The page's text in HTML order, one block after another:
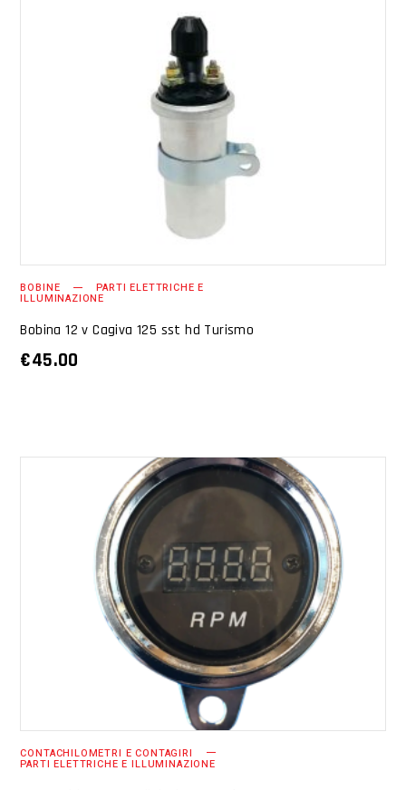
BOBINE PARTI ELETTRICHE E
ILLUMINAZIONE
Bobina 12 v Cagiva 125 sst hd Turismo
€45.00
AGGIUNGI AL CARRELLO
CONTACHILOMETRI E CONTAGIRI
PARTI ELETTRICHE E ILLUMINAZIONE